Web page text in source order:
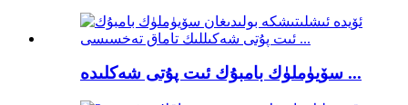
سۆيۈملۈك بامبۇك ئىت پۇتى شەكلىدە ...